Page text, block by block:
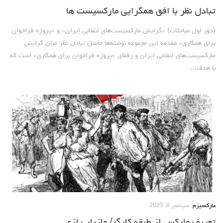
تبادل نظر با افق همگرایی مارکسیست ها
(دور اول مباحثات) «گرایش مارکسیست‌های انقلابی ایران» و «پروژه فراخوان
برای همکاری» مقدمه این مجموعه نوشته‌ها حاصل تبادل نظر میان گرایش
مارکسیست‌های انقلابی ایران و رفقای «پروژه فراخوان برای همکاری» است که
با هدف...
مارکسیزم سپتامبر 8, 2025